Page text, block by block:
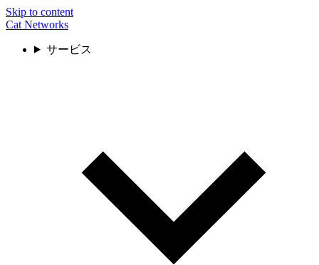
Skip to content
Cat Networks
サービス